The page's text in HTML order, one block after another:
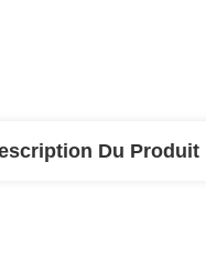
Du Produit